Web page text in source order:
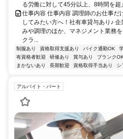
る労働に対して45分以上、8時間を
仕事内容 仕事内容 調理師のお仕事だ
してみたい方へ！社有車貸与あり♪
みや調理のほか、マネジメント業務
クラ...
制服あり 資格取得支援あり バイク通勤OK
有資格者歓迎
研修あり 賞与あり ブランクOK
まかないあり
長期歓迎 資格取得手当あり シ
アルバイト・パート